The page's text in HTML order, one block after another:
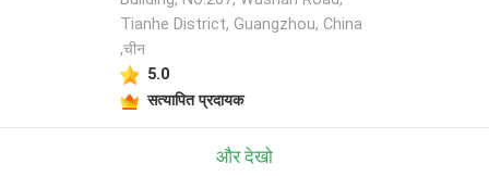
Tianhe District, Guangzhou, China
,चीन
5.0
सत्यापित प्रदायक
और देखो